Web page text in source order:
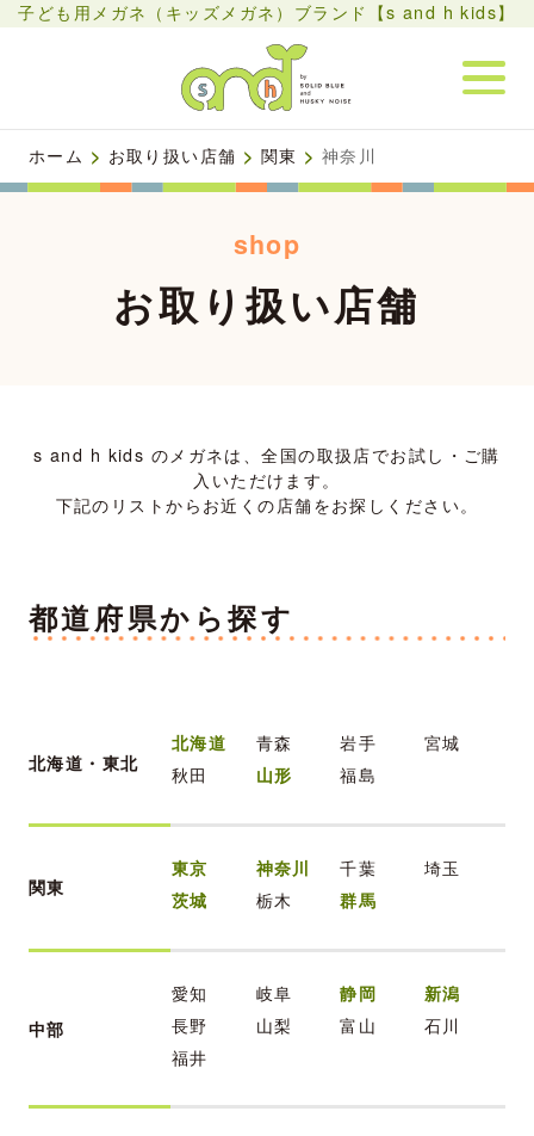
子ども用メガネ（キッズメガネ）ブランド【s and h kids】
ホーム > お取り扱い店舗 > 関東 >神奈川
shop
お取り扱い店舗
s and h kids のメガネは、全国の取扱店でお試し・ご購
入いただけます。
下記のリストからお近くの店舗をお探しください。
都道府県から探す
北海道・東北
北海道 青森 岩手
宮城
秋田
山形 福島
関東
東京 神奈川 千葉
埼玉
茨城
栃木 群馬
中部
愛知 岐阜 静岡
新潟
長野
山梨 富山
石川
福井